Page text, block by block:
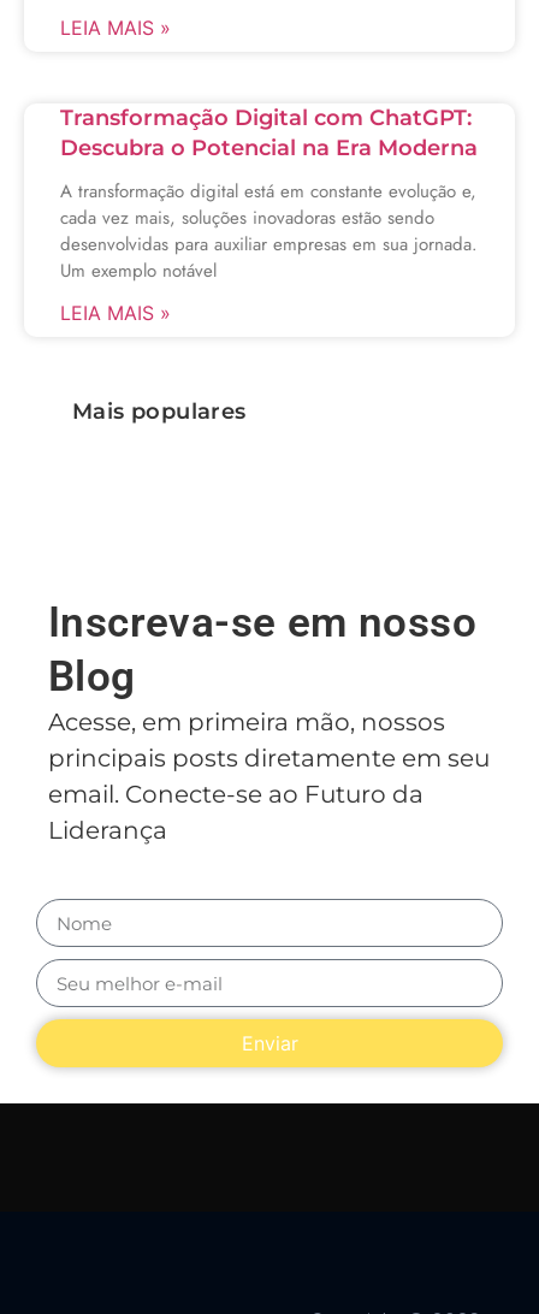
LEIA MAIS »
Transformação Digital com ChatGPT:
Descubra o Potencial na Era Moderna
A transformação digital está em constante evolução e,
cada vez mais, soluções inovadoras estão sendo
desenvolvidas para auxiliar empresas em sua jornada.
Um exemplo notável
LEIA MAIS »
Mais populares
Inscreva-se em nosso
Blog
Acesse, em primeira mão, nossos
principais posts diretamente em seu
email. Conecte-se ao Futuro da
Liderança
Enviar